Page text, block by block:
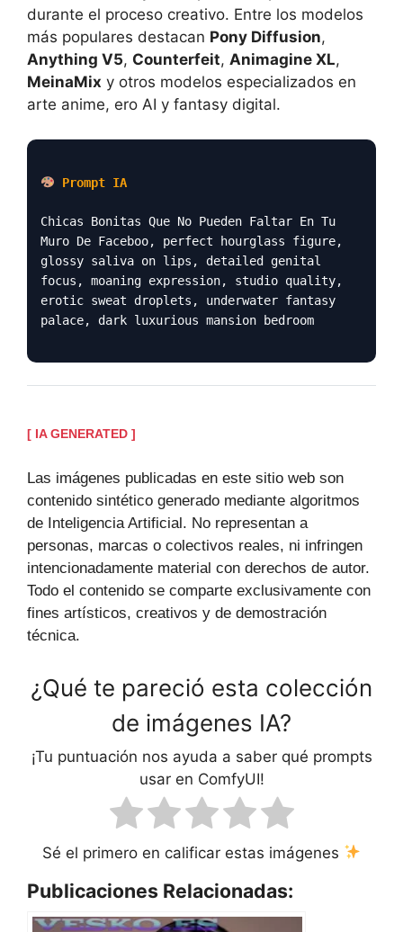
durante el proceso creativo. Entre los modelos
más populares destacan Pony Diffusion,
Anything V5, Counterfeit, Animagine XL,
MeinaMix y otros modelos especializados en
arte anime, ero AI y fantasy digital.
Prompt IA
Chicas Bonitas Que No Pueden Faltar En Tu
Muro De Faceboo, perfect hourglass figure,
glossy saliva on lips, detailed genital
focus, moaning expression, studio quality,
erotic sweat droplets, underwater fantasy
palace, dark luxurious mansion bedroom
[ IA GENERATED ]
Las imágenes publicadas en este sitio web son
contenido sintético generado mediante algoritmos
de Inteligencia Artificial. No representan a
personas, marcas o colectivos reales, ni infringen
intencionadamente material con derechos de autor.
Todo el contenido se comparte exclusivamente con
fines artísticos, creativos y de demostración
técnica.
¿Qué te pareció esta colección
de imágenes IA?
¡Tu puntuación nos ayuda a saber qué prompts
usar en ComfyUI!
Sé el primero en calificar estas imágenes
Publicaciones Relacionadas: